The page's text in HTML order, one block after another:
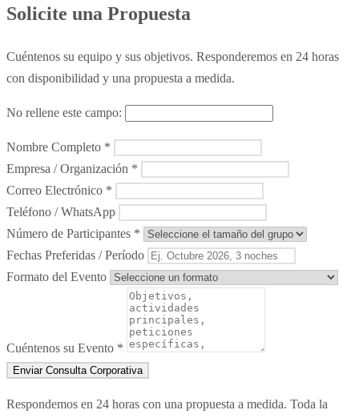
Solicite una Propuesta
Cuéntenos su equipo y sus objetivos. Responderemos en 24 horas
con disponibilidad y una propuesta a medida.
No rellene este campo:
Nombre Completo *
Empresa / Organización *
Correo Electrónico *
Teléfono / WhatsApp
Número de Participantes *
Fechas Preferidas / Período
Formato del Evento
Cuéntenos su Evento *
Enviar Consulta Corporativa
Respondemos en 24 horas con una propuesta a medida. Toda la